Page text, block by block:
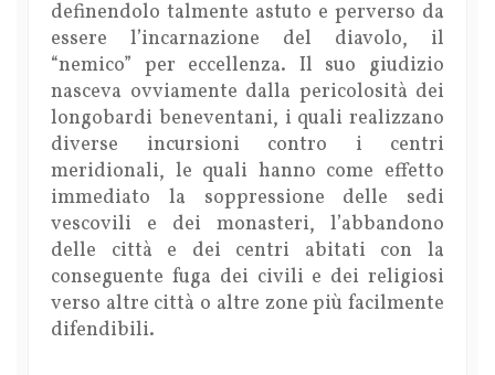
definendolo talmente astuto e perverso da
essere l’incarnazione del diavolo, il
“nemico” per eccellenza. Il suo giudizio
nasceva ovviamente dalla pericolosità dei
longobardi beneventani, i quali realizzano
diverse incursioni contro i centri
meridionali, le quali hanno come effetto
immediato la soppressione delle sedi
vescovili e dei monasteri, l’abbandono
delle città e dei centri abitati con la
conseguente fuga dei civili e dei religiosi
verso altre città o altre zone più facilmente
difendibili.